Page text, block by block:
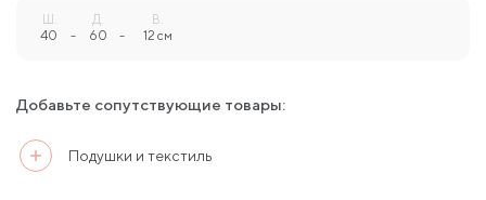
Ш.
40 -
Д.
60 -
В.
12 см
Добавьте сопутствующие товары:
Подушки и текстиль